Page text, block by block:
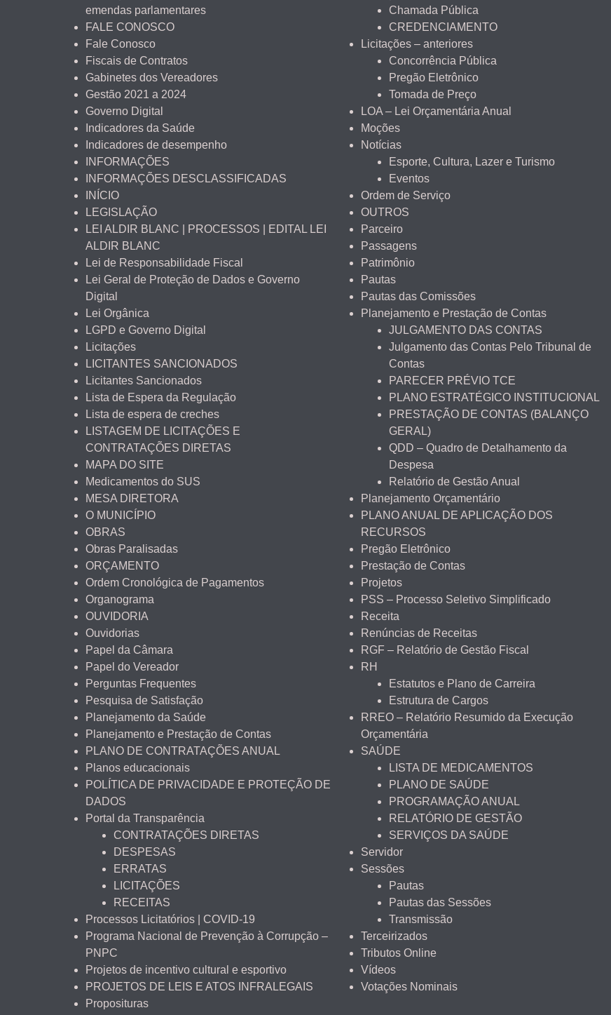
emendas parlamentares
FALE CONOSCO
Fale Conosco
Fiscais de Contratos
Gabinetes dos Vereadores
Gestão 2021 a 2024
Governo Digital
Indicadores da Saúde
Indicadores de desempenho
INFORMAÇÕES
INFORMAÇÕES DESCLASSIFICADAS
INÍCIO
LEGISLAÇÃO
LEI ALDIR BLANC | PROCESSOS | EDITAL LEI
ALDIR BLANC
Lei de Responsabilidade Fiscal
Lei Geral de Proteção de Dados e Governo
Digital
Lei Orgânica
LGPD e Governo Digital
Licitações
LICITANTES SANCIONADOS
Licitantes Sancionados
Lista de Espera da Regulação
Lista de espera de creches
LISTAGEM DE LICITAÇÕES E
CONTRATAÇÕES DIRETAS
MAPA DO SITE
Medicamentos do SUS
MESA DIRETORA
O MUNICÍPIO
OBRAS
Obras Paralisadas
ORÇAMENTO
Ordem Cronológica de Pagamentos
Organograma
OUVIDORIA
Ouvidorias
Papel da Câmara
Papel do Vereador
Perguntas Frequentes
Pesquisa de Satisfação
Planejamento da Saúde
Planejamento e Prestação de Contas
PLANO DE CONTRATAÇÕES ANUAL
Planos educacionais
POLÍTICA DE PRIVACIDADE E PROTEÇÃO DE
DADOS
Portal da Transparência
CONTRATAÇÕES DIRETAS
DESPESAS
ERRATAS
LICITAÇÕES
RECEITAS
Processos Licitatórios | COVID-19
Programa Nacional de Prevenção à Corrupção –
PNPC
Projetos de incentivo cultural e esportivo
PROJETOS DE LEIS E ATOS INFRALEGAIS
Proposituras
Chamada Pública
CREDENCIAMENTO
Licitações – anteriores
Concorrência Pública
Pregão Eletrônico
Tomada de Preço
LOA – Lei Orçamentária Anual
Moções
Notícias
Esporte, Cultura, Lazer e Turismo
Eventos
Ordem de Serviço
OUTROS
Parceiro
Passagens
Patrimônio
Pautas
Pautas das Comissões
Planejamento e Prestação de Contas
JULGAMENTO DAS CONTAS
Julgamento das Contas Pelo Tribunal de
Contas
PARECER PRÉVIO TCE
PLANO ESTRATÉGICO INSTITUCIONAL
PRESTAÇÃO DE CONTAS (BALANÇO
GERAL)
QDD – Quadro de Detalhamento da
Despesa
Relatório de Gestão Anual
Planejamento Orçamentário
PLANO ANUAL DE APLICAÇÃO DOS
RECURSOS
Pregão Eletrônico
Prestação de Contas
Projetos
PSS – Processo Seletivo Simplificado
Receita
Renúncias de Receitas
RGF – Relatório de Gestão Fiscal
RH
Estatutos e Plano de Carreira
Estrutura de Cargos
RREO – Relatório Resumido da Execução
Orçamentária
SAÚDE
LISTA DE MEDICAMENTOS
PLANO DE SAÚDE
PROGRAMAÇÃO ANUAL
RELATÓRIO DE GESTÃO
SERVIÇOS DA SAÚDE
Servidor
Sessões
Pautas
Pautas das Sessões
Transmissão
Terceirizados
Tributos Online
Vídeos
Votações Nominais